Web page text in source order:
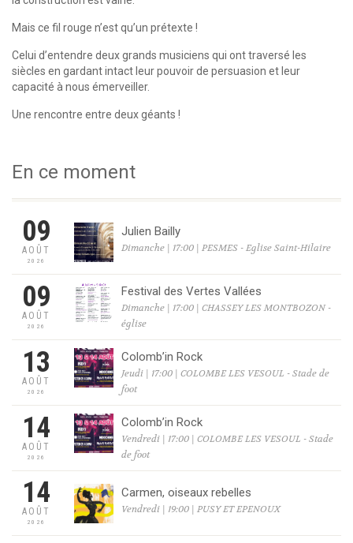
Mais ce fil rouge n’est qu’un prétexte !
Celui d’entendre deux grands musiciens qui ont traversé les
siècles en gardant intact leur pouvoir de persuasion et leur
capacité à nous émerveiller.
Une rencontre entre deux géants !
En ce moment
09
AOÛT
2026
Julien Bailly
Dimanche | 17:00 | PESMES - Eglise Saint-Hilaire
09
AOÛT
2026
Festival des Vertes Vallées
Dimanche | 17:00 | CHASSEY LES MONTBOZON -
église
13
AOÛT
2026
Colomb’in Rock
Jeudi | 17:00 | COLOMBE LES VESOUL - Stade de
foot
14
AOÛT
2026
Colomb’in Rock
Vendredi | 17:00 | COLOMBE LES VESOUL - Stade
de foot
14
AOÛT
2026
Carmen, oiseaux rebelles
Vendredi | 19:00 | PUSY ET EPENOUX